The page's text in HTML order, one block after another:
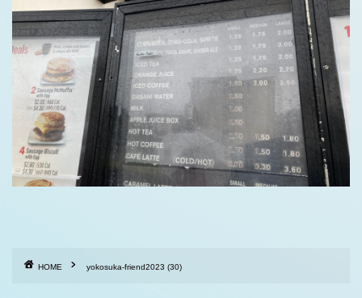
HOME yokosuka-friend2023 (30)